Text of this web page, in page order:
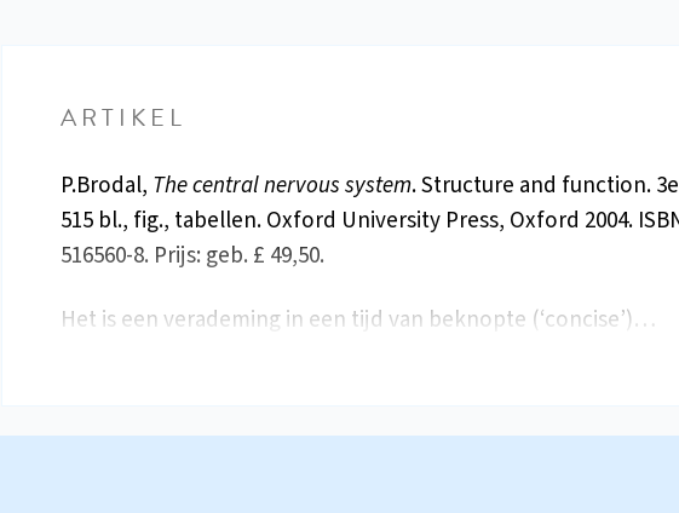
ARTIKEL
P.Brodal, The central nervous system. Structure and function.
515 bl., fig., tabellen. Oxford University Press, Oxford 2004.
516560-8. Prijs: geb. £ 49,50.
Het is een verademing in een tijd van beknopte (‘concise’)…